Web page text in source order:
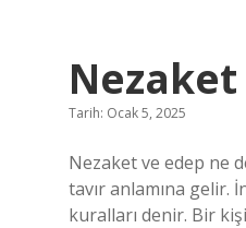
Tarih: Ocak 5, 2025
Nezaket ve edep ne
tavır anlamına
kuralları denir. Bir